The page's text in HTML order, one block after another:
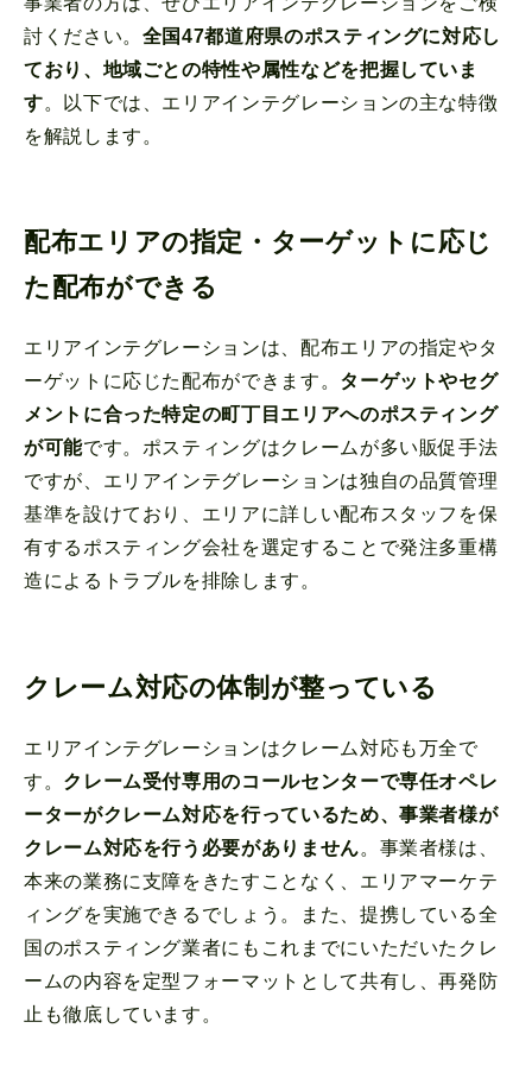
討ください。 全国47都道府県のポスティングに対応し
ており、地域ごとの特性や属性などを把握していま
す。以下では、エリアインテグレーションの主な特徴
を解説します。
配布エリアの指定・ターゲットに応じ
た配布ができる
エリアインテグレーションは、配布エリアの指定やタ
ーゲットに応じた配布ができます。 ターゲットやセグ
メントに合った特定の町丁目エリアへのポスティング
が可能です。ポスティングはクレームが多い販促手法
ですが、エリアインテグレーションは独自の品質管理
基準を設けており、エリアに詳しい配布スタッフを保
有するポスティング会社を選定することで発注多重構
造によるトラブルを排除します。
クレーム対応の体制が整っている
エリアインテグレーションはクレーム対応も万全で
す。 クレーム受付専用のコールセンターで専任オペレ
ーターがクレーム対応を行っているため、事業者様が
クレーム対応を行う必要がありません。事業者様は、
本来の業務に支障をきたすことなく、エリアマーケテ
ィングを実施できるでしょう。また、提携している全
国のポスティング業者にもこれまでにいただいたクレ
ームの内容を定型フォーマットとして共有し、再発防
止も徹底しています。